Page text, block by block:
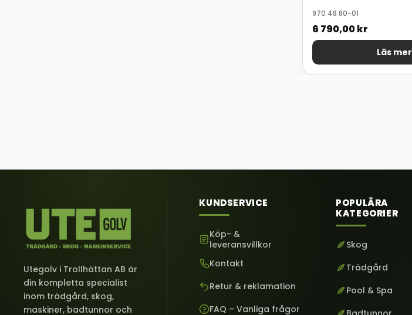
970 48 80-01
6 790,00kr
Läs mer
Utegolv i Trollhättan AB är
din kompletta specialist
inom trädgård, skog,
maskiner, badtunnor och
KUNDSERVICE
Köp- &
leveransvillkor
Kontakt
Retur & reklamation
FAQ – Vanliga frågor
POPULÄRA
KATEGORIER
Skog
Trädgård
Pool & Spa